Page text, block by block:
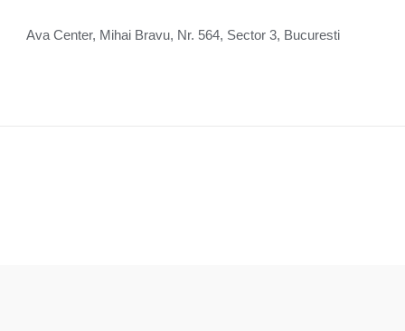
Ava Center, Mihai Bravu, Nr. 564, Sector 3, Bucuresti